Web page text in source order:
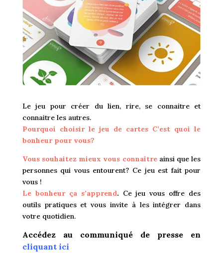
Le jeu pour créer du lien, rire, se connaitre et
connaitre les autres.
Pourquoi choisir le jeu de cartes C’est quoi le
bonheur pour vous?
Vous souhaitez mieux vous connaîtreainsi que les
personnes qui vous entourent? Ce jeu est fait pour
vous !
Le bonheur ça s’apprend. Ce jeu vous offre des
outils pratiques et vous invite à les intégrer dans
votre quotidien.
Accédez au communiqué de presse en
cliquant ici